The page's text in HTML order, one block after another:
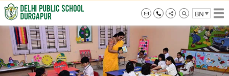
Skip
to
the
content
info@dpsdurgapur.com
+919007795297
BN
Delhi
Public
School
Durgapur